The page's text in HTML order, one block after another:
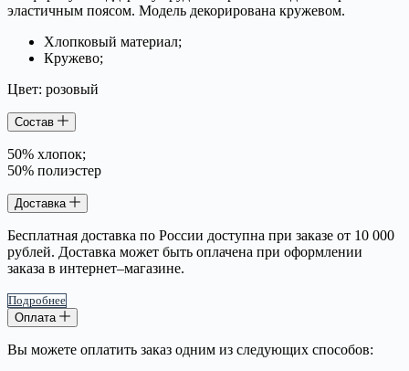
эластичным поясом. Модель декорирована кружевом.
Хлопковый материал;
Кружево;
Цвет: розовый
Состав
50% хлопок;
50% полиэстер
Доставка
Бесплатная доставка по России доступна при заказе от 10 000
рублей. Доставка может быть оплачена при оформлении
заказа в интернет–магазине.
Подробнее
Оплата
Вы можете оплатить заказ одним из следующих способов: